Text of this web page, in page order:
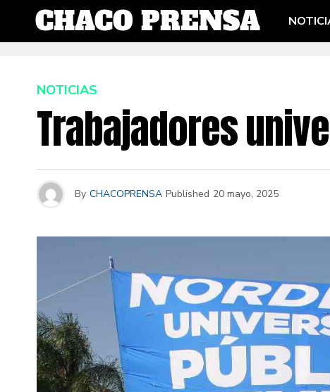
NOTICIAS
Trabajadores
By CHACOPRENSA Published 20 mayo, 2025